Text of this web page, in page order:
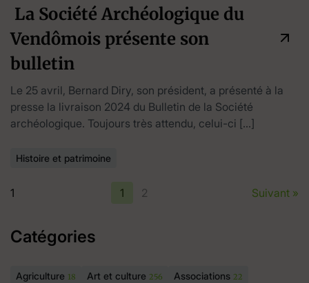
La Société Archéologique du
Vendômois présente son
bulletin
Le 25 avril, Bernard Diry, son président, a présenté à la
presse la livraison 2024 du Bulletin de la Société
archéologique. Toujours très attendu, celui-ci […]
Histoire et patrimoine
1 1 2 Suivant »
Catégories
Agriculture 18 Art et culture 256 Associations 22